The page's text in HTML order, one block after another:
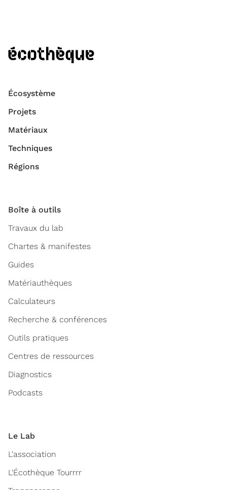
Écosystème
Projets
Matériaux
Techniques
Régions
Boîte à outils
Travaux du lab
Chartes & manifestes
Guides
Matériauthèques
Calculateurs
Recherche & conférences
Outils pratiques
Centres de ressources
Diagnostics
Podcasts
Le Lab
L'association
L'Écothèque Tourrrr